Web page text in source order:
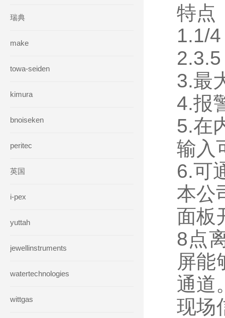
瑞典
make
towa-seiden
kimura
bnoiseken
peritec
英国
i-pex
yuttah
jewellinstruments
watertechnologies
wittgas
特点
1.1/
3.最
4.报
5.在
输入
6.可
本公
面板
8点
屏能
通道
现场